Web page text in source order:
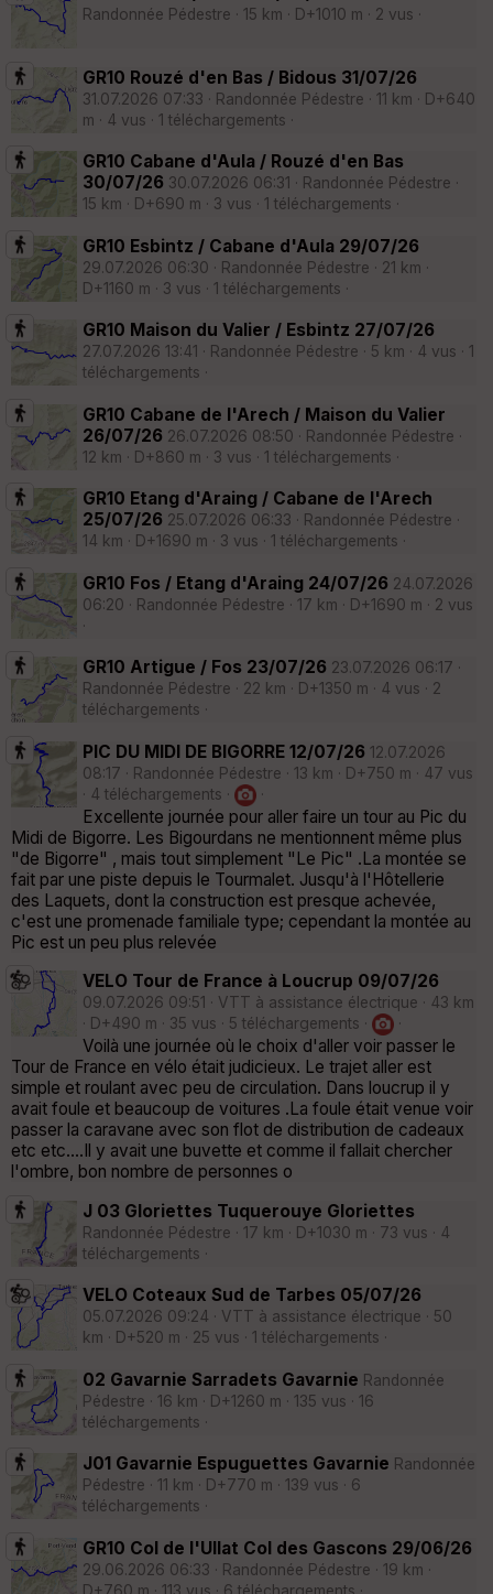
Randonnée Pédestre · 15 km · D+1010 m · 2 vus ·
GR10 Rouzé d'en Bas / Bidous 31/07/26
31.07.2026 07:33 · Randonnée Pédestre · 11 km · D+640
m · 4 vus · 1 téléchargements ·
GR10 Cabane d'Aula / Rouzé d'en Bas
30/07/26 30.07.2026 06:31 · Randonnée Pédestre ·
15 km · D+690 m · 3 vus · 1 téléchargements ·
GR10 Esbintz / Cabane d'Aula 29/07/26
29.07.2026 06:30 · Randonnée Pédestre · 21 km ·
D+1160 m · 3 vus · 1 téléchargements ·
GR10 Maison du Valier / Esbintz 27/07/26
27.07.2026 13:41 · Randonnée Pédestre · 5 km · 4 vus · 1
téléchargements ·
GR10 Cabane de l'Arech / Maison du Valier
26/07/26 26.07.2026 08:50 · Randonnée Pédestre ·
12 km · D+860 m · 3 vus · 1 téléchargements ·
GR10 Etang d'Araing / Cabane de l'Arech
25/07/26 25.07.2026 06:33 · Randonnée Pédestre ·
14 km · D+1690 m · 3 vus · 1 téléchargements ·
GR10 Fos / Etang d'Araing 24/07/26 24.07.2026
06:20 · Randonnée Pédestre · 17 km · D+1690 m · 2 vus
·
GR10 Artigue / Fos 23/07/26 23.07.2026 06:17 ·
Randonnée Pédestre · 22 km · D+1350 m · 4 vus · 2
téléchargements ·
PIC DU MIDI DE BIGORRE 12/07/26 12.07.2026
08:17 · Randonnée Pédestre · 13 km · D+750 m · 47 vus
· 4 téléchargements ·
·
Excellente journée pour aller faire un tour au Pic du
Midi de Bigorre. Les Bigourdans ne mentionnent même plus
"de Bigorre" , mais tout simplement "Le Pic" .La montée se
fait par une piste depuis le Tourmalet. Jusqu'à l'Hôtellerie
des Laquets, dont la construction est presque achevée,
c'est une promenade familiale type; cependant la montée au
Pic est un peu plus relevée
VELO Tour de France à Loucrup 09/07/26
09.07.2026 09:51 · VTT à assistance électrique · 43 km
· D+490 m · 35 vus · 5 téléchargements ·
·
Voilà une journée où le choix d'aller voir passer le
Tour de France en vélo était judicieux. Le trajet aller est
simple et roulant avec peu de circulation. Dans loucrup il y
avait foule et beaucoup de voitures .La foule était venue voir
passer la caravane avec son flot de distribution de cadeaux
etc etc....Il y avait une buvette et comme il fallait chercher
l'ombre, bon nombre de personnes o
J 03 Gloriettes Tuquerouye Gloriettes
Randonnée Pédestre · 17 km · D+1030 m · 73 vus · 4
téléchargements ·
VELO Coteaux Sud de Tarbes 05/07/26
05.07.2026 09:24 · VTT à assistance électrique · 50
km · D+520 m · 25 vus · 1 téléchargements ·
02 Gavarnie Sarradets Gavarnie Randonnée
Pédestre · 16 km · D+1260 m · 135 vus · 16
téléchargements ·
J01 Gavarnie Espuguettes Gavarnie Randonnée
Pédestre · 11 km · D+770 m · 139 vus · 6
téléchargements ·
GR10 Col de l'Ullat Col des Gascons 29/06/26
29.06.2026 06:33 · Randonnée Pédestre · 19 km ·
D+760 m · 113 vus · 6 téléchargements ·